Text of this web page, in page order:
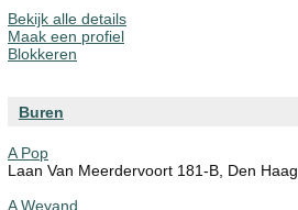
Bekijk alle details
Maak een profiel
Blokkeren
Buren
A Pop
Laan Van Meerdervoort 181-B, Den Haag
A Weyand